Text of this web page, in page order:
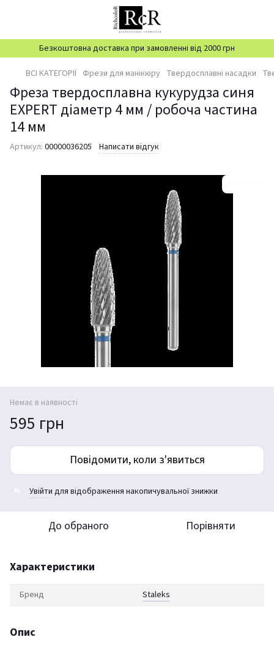
Безкоштовна доставка при замовленні від 2000 грн
ВСІ КАТЕГОРІЇ Фрези для манікюру Твердосплавні насадки
Фреза твердосплавна кукурудза синя
EXPERT діаметр 4 мм / робоча частина
14 мм
Артикул: 00000036205 Написати відгук
Немає в наявності
595 грн
Повідомити, коли з'явиться
Увійти для відображення накопичувальної знижки
До обраного Порівняти
Характеристики
Бренд Staleks
Опис